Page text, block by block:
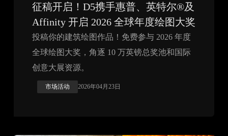
征稿开启！D5携手惠普、英特尔®及
Affinity 开启 2026 全球年度绘图大奖
投稿你的建筑绘图作品！免费参与 2026 年度
全球绘图大奖，角逐 10 万英镑总奖池和国际
创意大展资源。
市场活动 2026年04月23日